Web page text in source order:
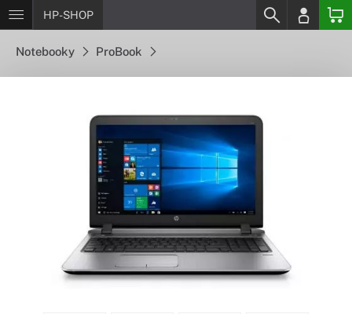
HP-SHOP
Notebooky ProBook